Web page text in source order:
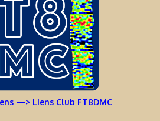
—> Liens Club FT8DMC